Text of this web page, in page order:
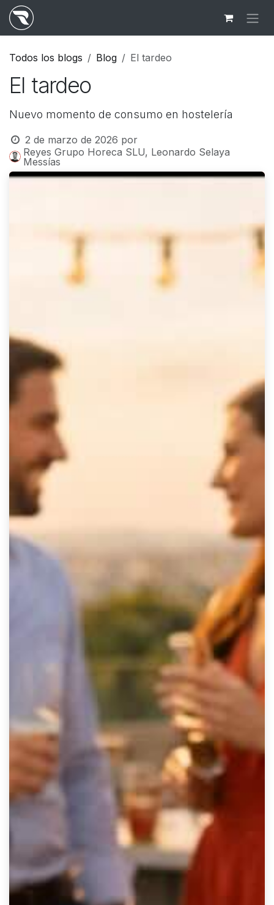
Ir al contenido
Todos los blogs Blog El tardeo
El tardeo
Nuevo momento de consumo en hostelería
2 de marzo de 2026 por
Reyes Grupo Horeca SLU, Leonardo Selaya
Messías